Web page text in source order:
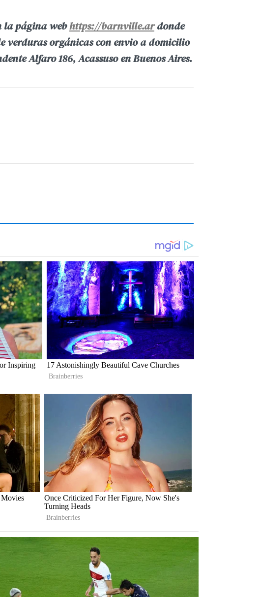
la página webhttps://barnville.ardonde
verduras orgánicas con envio a domicilio
Alfaro 186, Acassuso en Buenos Aires.